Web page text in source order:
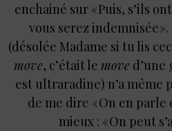
enchainé sur « Puis, s’ils
vous serez indemnisée
(désolée Madame si tu lis
move, c’était le moved’une
est ultraradine) n’a même
de me dire « On en parle
mieux : « On peut